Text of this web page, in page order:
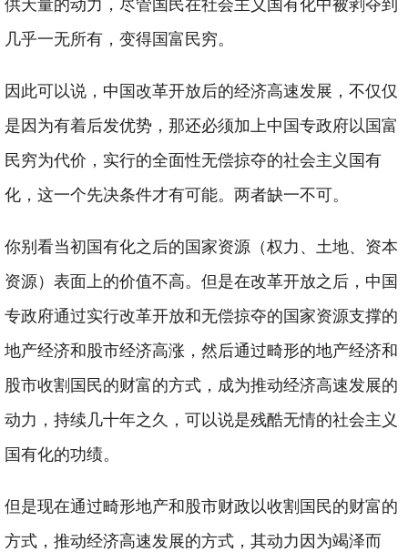
供天量的动力，尽管国民在社会主义国有化中被剥夺到
几乎一无所有，变得国富民穷。
因此可以说，中国改革开放后的经济高速发展，不仅仅
是因为有着后发优势，那还必须加上中国专政府以国富
民穷为代价，实行的全面性无偿掠夺的社会主义国有
化，这一个先决条件才有可能。两者缺一不可。
你别看当初国有化之后的国家资源（权力、土地、资本
资源）表面上的价值不高。但是在改革开放之后，中国
专政府通过实行改革开放和无偿掠夺的国家资源支撑的
地产经济和股市经济高涨，然后通过畸形的地产经济和
股市收割国民的财富的方式，成为推动经济高速发展的
动力，持续几十年之久，可以说是残酷无情的社会主义
国有化的功绩。
但是现在通过畸形地产和股市财政以收割国民的财富的
方式，推动经济高速发展的方式，其动力因为竭泽而